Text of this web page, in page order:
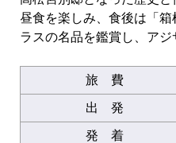
昼食を楽しみ、食後は「
ラスの名品を鑑賞し、アジ
旅 費
出 発
発 着